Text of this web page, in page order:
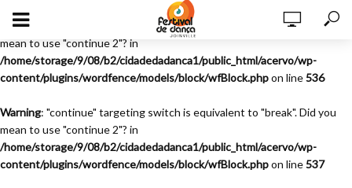
Warning
: "continue" targeting switch is equivalent to "break". Did you
mean to use "continue 2"? in
/home/storage/9/08/b2/cidadedadanca1/public_html/acervo/wp-
content/plugins/wordfence/models/block/wfBlock.phpon line536
Warning: "continue" targeting switch is equivalent to "break". Did you
mean to use "continue 2"? in
/home/storage/9/08/b2/cidadedadanca1/public_html/acervo/wp-
content/plugins/wordfence/models/block/wfBlock.phpon line537